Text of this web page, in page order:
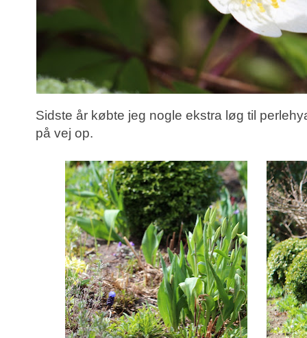
Sidste år købte jeg nogle ekstra løg til
på vej op.